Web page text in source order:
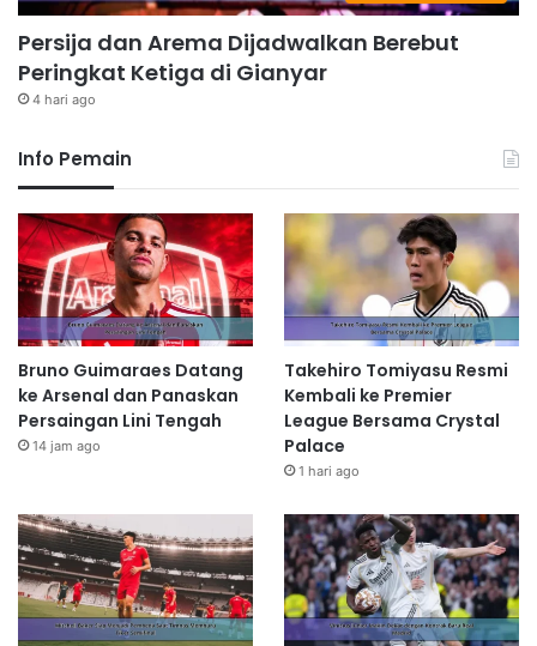
Persija dan Arema Dijadwalkan Berebut
Peringkat Ketiga di Gianyar
4 hari ago
Info Pemain
Bruno Guimaraes Datang
ke Arsenal dan Panaskan
Persaingan Lini Tengah
14 jam ago
Takehiro Tomiyasu Resmi
Kembali ke Premier
League Bersama Crystal
Palace
1 hari ago